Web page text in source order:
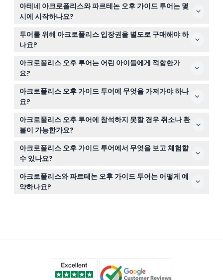
아테네 아크로폴리스와 파르테논 오후 가이드 투어는 몇
시에 시작하나요?
가이드 투어는 보통 늦은 오후에 진행되며, 아크로폴리스
방문은 일반적으로 오후 5시에서 6시 사이에 예정되어 있
습니다(변경될 수 있으니 예약 시 확인해 주세요).
투어를 위해 아크로폴리스 입장권을 별도로 구매해야 하
나요?
입장권이 포함되지 않은 투어 옵션을 선택한 경우, 원활한
입장을 위해 투어 날짜 전에 미리 아크로폴리스 티켓을 구
매하셔야 합니다.
아크로폴리스 오후 투어는 어린 아이들에게 적합한가
요?
4세 미만의 어린이는 무료로 참여할 수 있지만, 투어 중 별
도의 좌석은 제공되지 않는 점 참고해 주세요.
아크로폴리스 오후 가이드 투어에 무엇을 가져가야 하나
요?
편안한 걷기용 신발을 착용하고, 물, 모자, 선크림을 준비하
세요. 투어는 오후 햇빛 아래 야외에서 걷는 일정이 포함됩
니다.
아크로폴리스 오후 투어에 참석하지 못할 경우 취소나 환
불이 가능한가요?
이 투어 티켓은 환불 불가이며 취소도 할 수 없으므로, 예약
전에 계획이 확실한지 꼭 확인해 주세요.
아크로폴리스 오후 가이드 투어에서 무엇을 보고 체험할
수 있나요?
전문 가이드가 프로필라이아 입구, 파르테논의 웅장한 기
둥, 에렉테이온의 카리아티드 현관을 안내하며 흥미로운 역
사적 이야기와 함께 아테네의 멋진 파노라마 전망을 감상할
아크로폴리스와 파르테논 오후 가이드 투어는 어떻게 예
약하나요?